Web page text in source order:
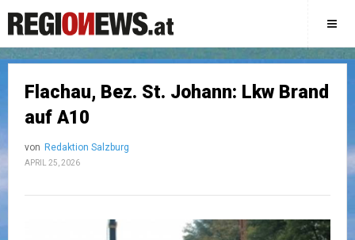
Flachau, Bez. St. Johann: Lkw Brand
auf A10
von Redaktion Salzburg
APRIL 25, 2026